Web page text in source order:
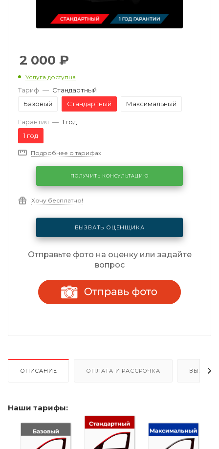
2 000 ₽
Услуга доступна
Тариф — Стандартный
Базовый
Стандартный Максимальный
Гарантия — 1 год
1 год
Подробнее о тарифах
ПОЛУЧИТЬ КОНСУЛЬТАЦИЮ
Хочу бесплатно!
ВЫЗВАТЬ ОЦЕНЩИКА
Отправьте фото на оценку или задайте
вопрос
ОПИСАНИЕ ОПЛАТА И РАССРОЧКА ВЫЗОВ
Наши тарифы: